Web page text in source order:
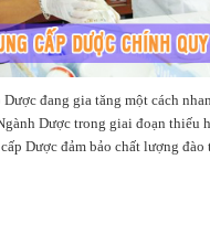
đang gia tăng một cách
Dược trong giai đoạn thiếu
Dược đảm bảo chất lượng đào